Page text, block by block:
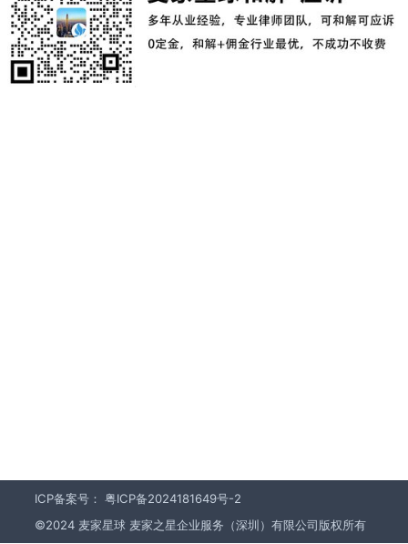
ICP备案号： 粤ICP备2024181649号-2
©2024 麦家星球 麦家之星企业服务（深圳）有限公司版权所有